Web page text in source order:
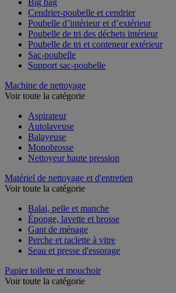
Cendrier-poubelle et cendrier
Poubelle d’intérieur et d’extérieur
Poubelle de tri des déchets intérieur
Poubelle de tri et conteneur extérieur
Sac-poubelle
Support sac-poubelle
Machine de nettoyage
Voir toute la catégorie
Aspirateur
Autolaveuse
Balayeuse
Monobrosse
Nettoyeur haute pression
Matériel de nettoyage et d'entretien
Voir toute la catégorie
Balai, pelle et manche
Éponge, lavette et brosse
Gant de ménage
Perche et raclette à vitre
Seau et presse d'essorage
Papier toilette et mouchoir
Voir toute la catégorie